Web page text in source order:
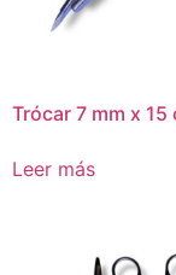
Trócar 7 mm x 15
Leer más